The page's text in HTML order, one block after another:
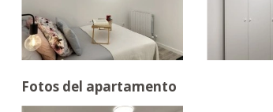
Fotos del apartamento